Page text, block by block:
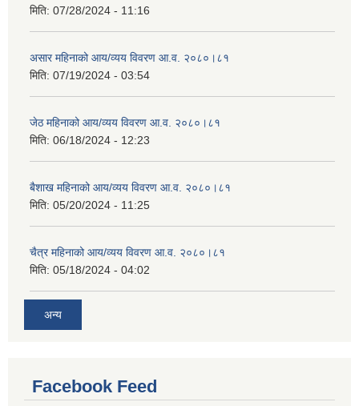
मिति: 07/28/2024 - 11:16
असार महिनाको आय/व्यय विवरण आ.व. २०८०।८१
मिति: 07/19/2024 - 03:54
जेठ महिनाको आय/व्यय विवरण आ.व. २०८०।८१
मिति: 06/18/2024 - 12:23
बैशाख महिनाको आय/व्यय विवरण आ.व. २०८०।८१
मिति: 05/20/2024 - 11:25
चैत्र महिनाको आय/व्यय विवरण आ.व. २०८०।८१
मिति: 05/18/2024 - 04:02
अन्य
Facebook Feed